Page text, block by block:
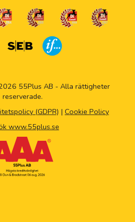
55Plus AB - Alla rättigheter
reserverade.
(GDPR) | Cookie Policy
www.55plus.se